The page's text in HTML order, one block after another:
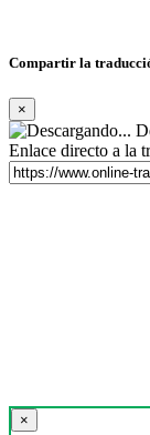
Compartir la
×
Enlace directo a la
×